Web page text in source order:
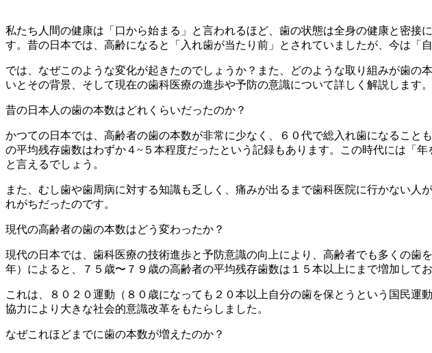
私たち人間の健康は「口から始まる」と言われるほど、歯の状態は全身の健康と密
す。昔の日本では、高齢になると「入れ歯が当たり前」とされていましたが、今は「
では、なぜこのような変化が起きたのでしょうか？また、どのような取り組みが歯
いとその背景、そして現在の歯科医療の進歩や予防の意識について詳しく解説します。
昔の日本人の歯の本数はどれくらいだったのか？
かつての日本では、高齢者の歯の本数が非常に少なく、６０代で総入れ歯になるこ
の平均残存歯数はわずか４~５本程度だったという記録もあります。この時代には「
と言えるでしょう。
また、むし歯や歯周病に対する知識も乏しく、痛みが出るまで歯科医院に行かない
れがちだったのです。
現代の高齢者の歯の本数はどう変わったか？
現代の日本では、歯科医療の技術進歩と予防意識の向上により、高齢者でも多くの
年）によると、７５歳〜７９歳の高齢者の平均残存歯数は１５本以上にまで増加して
これは、８０２０運動（８０歳になっても２０本以上自分の歯を保とうという国民
協力により大きな社会的意識改革をもたらしました。
なぜこれほどまでに歯の本数が増えたのか？